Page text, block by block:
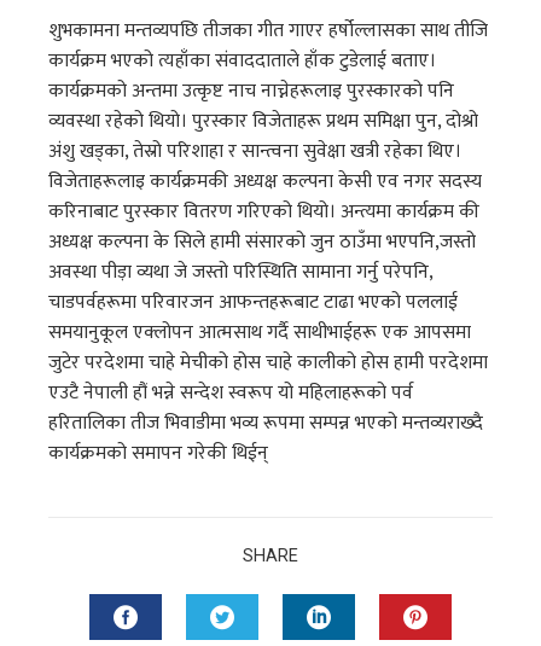
शुभकामना मन्तव्यपछि तीजका गीत गाएर हर्षोल्लासका साथ तीजि
कार्यक्रम भएको त्यहाँका संवाददाताले हाँक टुडेलाई बताए।
कार्यक्रमको अन्तमा उत्कृष्ट नाच नाच्नेहरूलाइ पुरस्कारको पनि
व्यवस्था रहेको थियो। पुरस्कार विजेताहरू प्रथम समिक्षा पुन, दोश्रो
अंशु खड्का, तेस्रो परिशाहा र सान्त्वना सुवेक्षा खत्री रहेका थिए।
विजेताहरूलाइ कार्यक्रमकी अध्यक्ष कल्पना केसी एव नगर सदस्य
करिनाबाट पुरस्कार वितरण गरिएको थियो। अन्त्यमा कार्यक्रम की
अध्यक्ष कल्पना के सिले हामी संसारको जुन ठाउँमा भएपनि,जस्तो
अवस्था पीड़ा व्यथा जे जस्तो परिस्थिति सामाना गर्नु परेपनि,
चाडपर्वहरूमा परिवारजन आफन्तहरूबाट टाढा भएको पललाई
समयानुकूल एक्लोपन आत्मसाथ गर्दै साथीभाईहरू एक आपसमा
जुटेर परदेशमा चाहे मेचीको होस चाहे कालीको होस हामी परदेशमा
एउटै नेपाली हौं भन्ने सन्देश स्वरूप यो महिलाहरूको पर्व
हरितालिका तीज भिवाडीमा भव्य रूपमा सम्पन्न भएको मन्तव्यराख्दै
कार्यक्रमको समापन गरेकी थिईन्
SHARE